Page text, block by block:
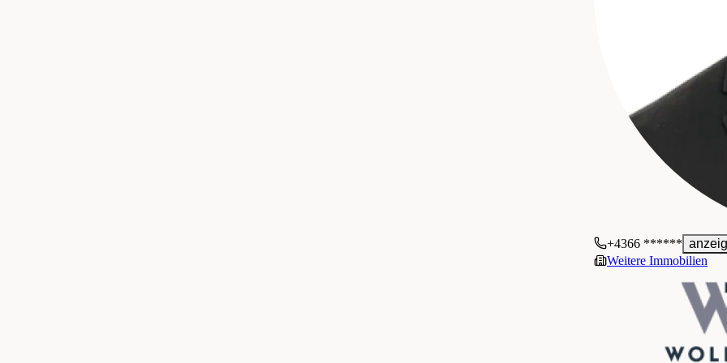
+4366 ******
Weitere Immobilien